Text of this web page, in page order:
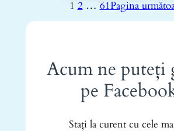
1 2 … 61Pagina
Acum ne puteți
pe
Stați la curent cu cele